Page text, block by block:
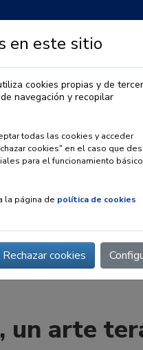
PREMIO EBRÓPOLIS
un arte
en este sitio
cookies propias y de
navegación y recopilar
todas las cookies y acceder
cookies" en el caso que
para el funcionamiento
la página de política de cookies
Rechazar cookies